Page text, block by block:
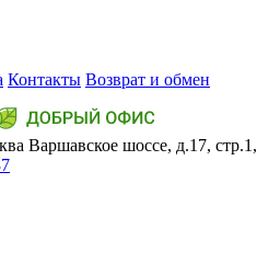
Контакты Возврат и обмен
Варшавское шоссе, д.17,